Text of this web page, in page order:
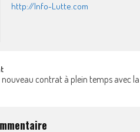
http://Info-Lutte.com
nouveau contrat à plein temps avec